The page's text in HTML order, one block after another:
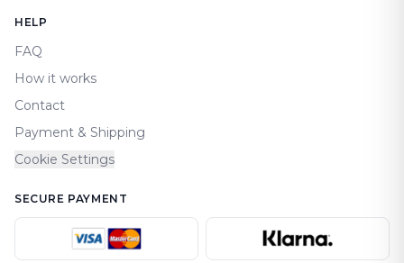
HELP
FAQ
How it works
Contact
Payment & Shipping
Cookie Settings
SECURE PAYMENT